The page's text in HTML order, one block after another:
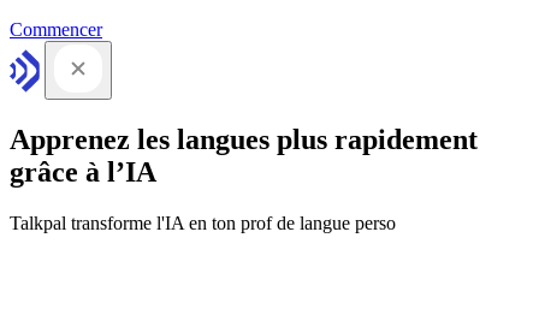
Commencer
Apprenez les langues plus rapidement
grâce à l’IA
Talkpal transforme l'IA en ton prof de langue perso